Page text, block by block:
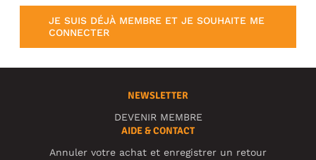
JE SUIS DÉJÀ MEMBRE ET JE SOUHAITE ME
CONNECTER
NEWSLETTER
DEVENIR MEMBRE
AIDE & CONTACT
Annuler votre achat et enregistrer un retour